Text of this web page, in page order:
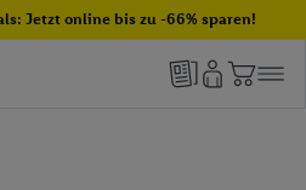
Jetzt online bis zu -66% sparen!